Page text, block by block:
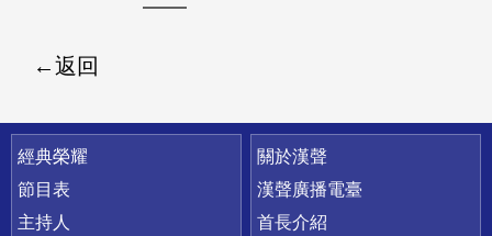
返回
快速連結
經典榮耀
節目表
主持人
關於漢聲
漢聲廣播電臺
首長介紹